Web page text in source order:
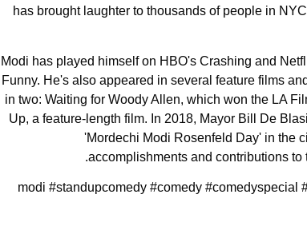
has brought laughter to thousands of people in
Modi has played himself on HBO's Crashing and
Funny. He's also appeared in several feature films
in two: Waiting for Woody Allen, which won the LA
Up, a feature-length film. In 2018, Mayor Bill De
'Mordechi Modi Rosenfeld Day' in the
accomplishments and contributions to
#modi #standupcomedy #comedy #comedyspecial